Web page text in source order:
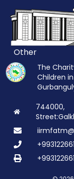
Other
The
Children